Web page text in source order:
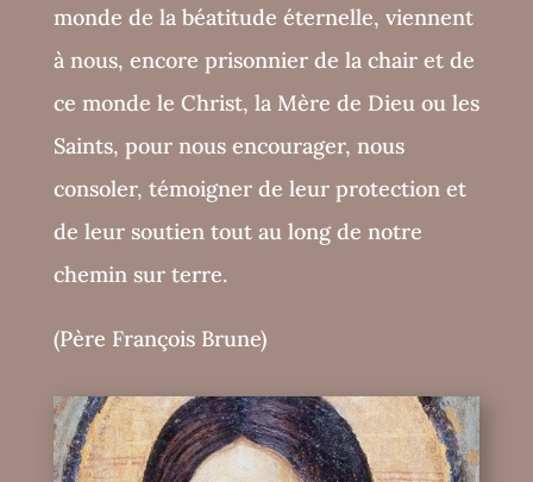
monde de la béatitude éternelle, viennent
à nous, encore prisonnier de la chair et de
ce monde le Christ, la Mère de Dieu ou les
Saints, pour nous encourager, nous
consoler, témoigner de leur protection et
de leur soutien tout au long de notre
chemin sur terre.
(Père François Brune)